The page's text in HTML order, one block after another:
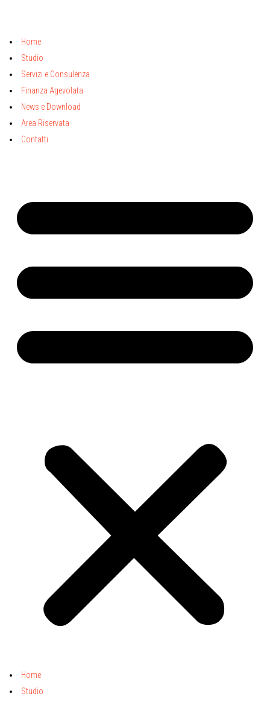
Home
Studio
Servizi e Consulenza
Finanza Agevolata
News e Download
Area Riservata
Contatti
Home
Studio